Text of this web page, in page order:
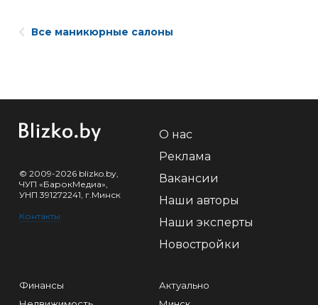
Все маникюрные салоны
© 2009-2026 blizko.by,
ЧУП «БарокМедиа»,
УНП 391272241, г.Минск
Контакты
О нас
Реклама
Вакансии
Наши авторы
Наши эксперты
Новостройки
Финансы
Актуально